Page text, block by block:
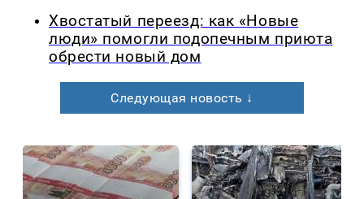
Хвостатый переезд: как «Новые
люди» помогли подопечным приюта
обрести новый дом
Следующая новость ↓